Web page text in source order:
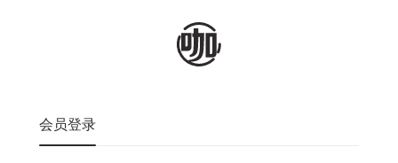
会员登录